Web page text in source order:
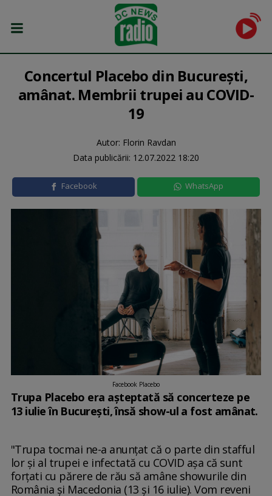
Concertul Placebo din Bucureşti,
amânat. Membrii trupei au COVID-
19
Autor: Florin Ravdan
Data publicării: 12.07.2022 18:20
Facebook WhatsApp
Facebook Placebo
Trupa Placebo era aşteptată să concerteze pe
13 iulie în Bucureşti, însă show-ul a fost amânat.
"Trupa tocmai ne-a anunțat că o parte din stafful
lor și al trupei e infectată cu COVID așa că sunt
forțati cu părere de rău să amâne showurile din
România și Macedonia (13 și 16 iulie). Vom reveni